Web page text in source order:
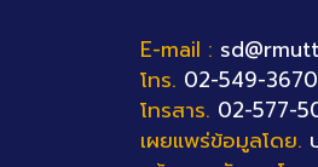
E-mail :
โทร. 02-549-3670
โทรสาร. 02-577-
เผยแพร่ข้อมูลโดย.